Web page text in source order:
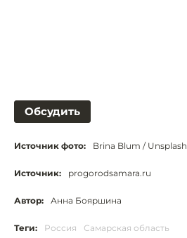
Обсудить
Источник фото: Brina Blum / Unsplash
Источник: progorodsamara.ru
Автор: Анна Бояршина
Теги: Россия Самарская область